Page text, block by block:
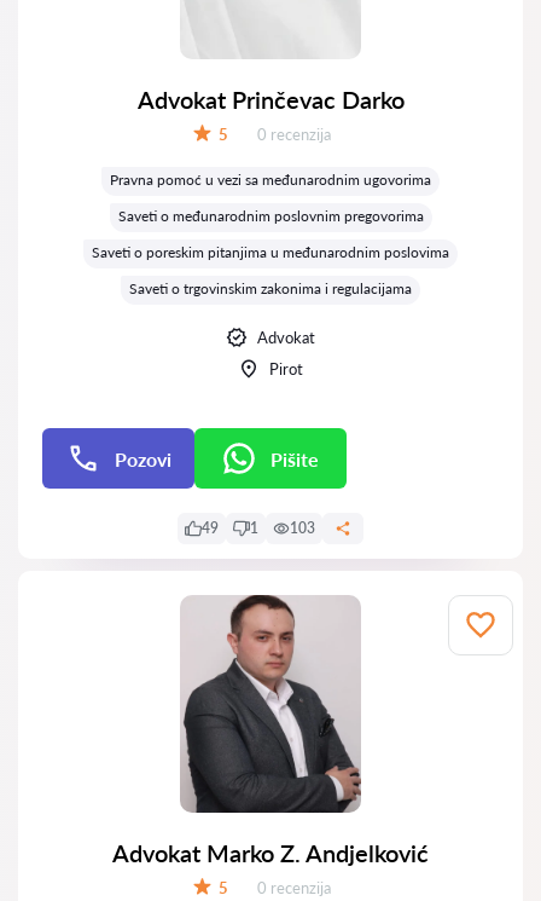
Advokat Prinčevac Darko
5 Recenzija:
0 recenzija
Pravna pomoć u vezi sa međunarodnim ugovorima
Saveti o međunarodnim poslovnim pregovorima
Saveti o poreskim pitanjima u međunarodnim poslovima
Saveti o trgovinskim zakonima i regulacijama
Advokat
Pirot
Pozovi Pišite
49 1 103
Advokat Marko Z. Andjelković
5 Recenzija:
0 recenzija